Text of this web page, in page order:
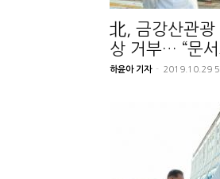
北, 금강산관광
상 거부… “문서
하윤아 기자 - 2019.10.29